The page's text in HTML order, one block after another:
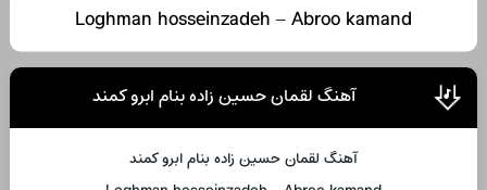
Loghman hosseinzadeh – Abroo kamand
آهنگ لقمان حسین زاده بنام ابرو کمند
آهنگ لقمان حسین زاده بنام ابرو کمند